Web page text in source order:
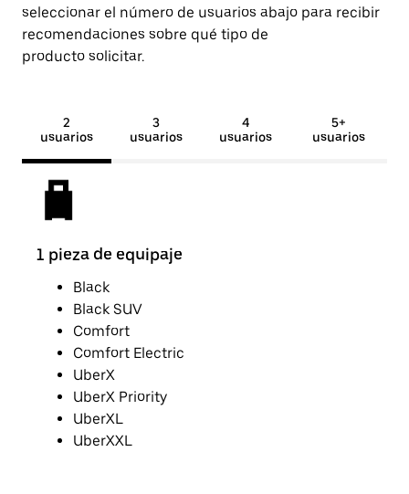
seleccionar el número de usuarios abajo para recibir
recomendaciones sobre qué tipo de
producto solicitar.
2
usuarios
3
usuarios
4
usuarios
5+
usuarios
1 pieza de equipaje
Black
Black SUV
Comfort
Comfort Electric
UberX
UberX Priority
UberXL
UberXXL